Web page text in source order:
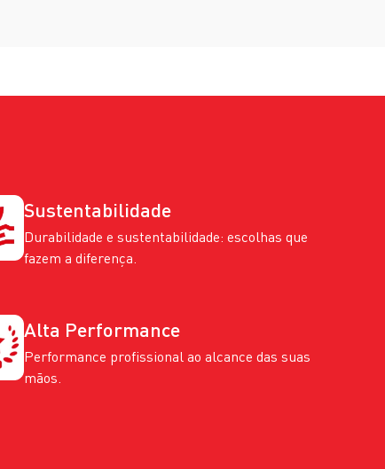
Sustentabilidade
Durabilidade e sustentabilidade: escolhas que
fazem a diferença.
Alta Performance
Performance profissional ao alcance das suas
mãos.